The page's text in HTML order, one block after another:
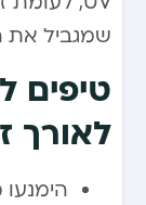
שמגביל את
טיפים
לאורך